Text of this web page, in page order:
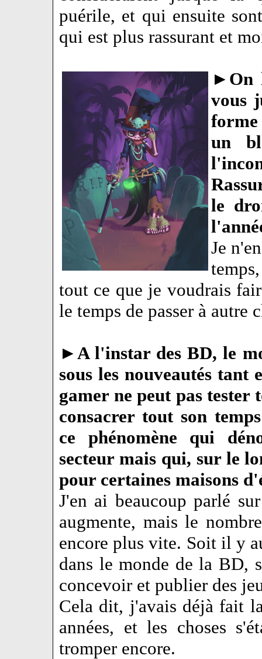
puérile, et qui ensuite
qui est plus rassurant et
► On
vous
forme
un
le
Je
tout ce que je voudrais
le temps de passer à
►A l'instar des BD, le
sous les nouveautés tant
gamer ne peut pas tester
consacrer tout son
ce phénomène qui
secteur mais qui, sur le
pour certaines maisons
J'en ai beaucoup parlé
augmente, mais le
encore plus vite. Soit il y
dans le monde de la BD,
concevoir et publier des
Cela dit, j'avais déjà fait
années, et les choses
tromper encore.